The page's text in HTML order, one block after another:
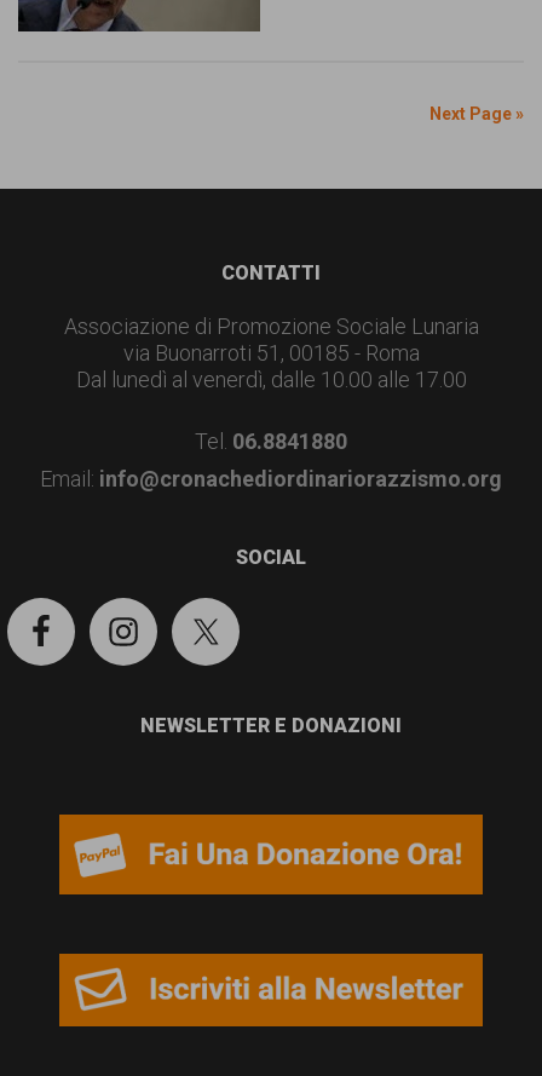
Next Page »
CONTATTI
Associazione di Promozione Sociale Lunaria
via Buonarroti 51, 00185 - Roma
Dal lunedì al venerdì, dalle 10.00 alle 17.00
Tel. 06.8841880
Email: info@cronachediordinariorazzismo.org
SOCIAL
NEWSLETTER E DONAZIONI